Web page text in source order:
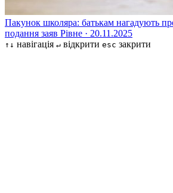
Пакунок школяра: батькам нагадують
подання заяв Рівне · 20.11.2025
↑↓ навігація ↵ відкрити esc закрити